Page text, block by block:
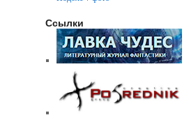
Ссылки